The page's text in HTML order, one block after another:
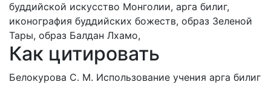
буддийской искусство Монголии, арга билиг,
иконография буддийских божеств, образ Зеленой
Тары, образ Балдан Лхамо,
Как цитировать
Белокурова С. М. Использование учения арга билиг